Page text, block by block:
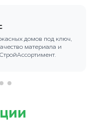
домов под ключ,
материала и